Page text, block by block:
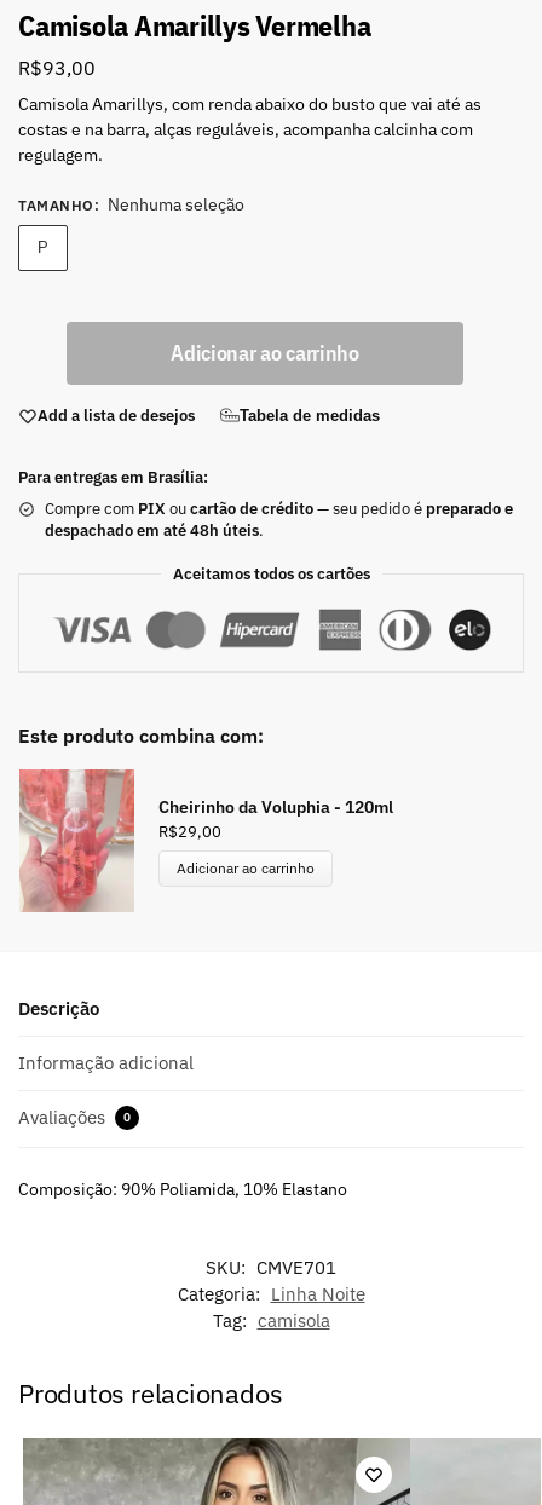
Camisola Amarillys Vermelha
R$93,00
Camisola Amarillys, com renda abaixo do busto que vai até as
costas e na barra, alças reguláveis, acompanha calcinha com
regulagem.
TAMANHO : Nenhuma seleção
P
Adicionar ao carrinho
Add a lista de desejos Tabela de medidas
Para entregas em Brasília:
Compre com PIX oucartão de crédito— seu pedido é preparado e
despachado em até 48h úteis.
Aceitamos todos os cartões
Este produto combina com:
Cheirinho da Voluphia - 120ml
R$29,00
Adicionar ao carrinho
Descrição
Informação adicional
Avaliações 0
Composição: 90% Poliamida, 10% Elastano
SKU: CMVE701
Categoria: Linha Noite
Tag: camisola
Produtos relacionados